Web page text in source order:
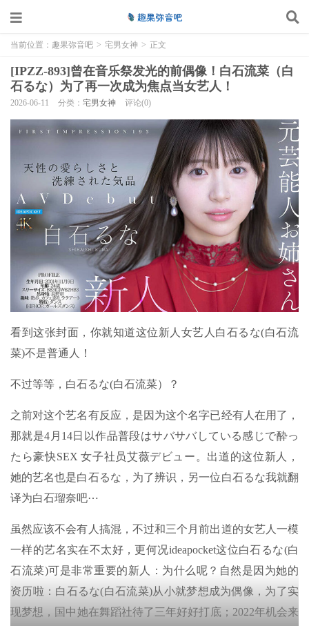
当前位置： 趣果弥音吧 > 宅男女神 > 正文
[IPZZ-893]曾在音乐祭发光的前偶像！白石流菜（白
石るな）为了再一次成为焦点当女艺人！
2026-06-11 分类： 宅男女神 评论(0)
看到这张封面，你就知道这位新人女艺人白石るな(白石流
菜)不是普通人！
不过等等，白石るな(白石流菜）？
之前对这个艺名有反应，是因为这个名字已经有人在用了，
那就是4月14日以作品普段はサバサバしている感じで酔っ
たら豪快SEX 女子社员艾薇デビュー。出道的这位新人，
她的艺名也是白石るな，为了辨识，另一位白石るな我就翻
译为白石瑠奈吧⋯
虽然应该不会有人搞混，不过和三个月前出道的女艺人一模
一样的艺名实在不太好，更何况ideapocket这位白石るな(白
石流菜)可是非常重要的新人：为什么呢？自然是因为她的
资历啦：白石るな(白石流菜)从小就梦想成为偶像，为了实
现梦想，国中她在舞蹈社待了三年好好打底；2022年机会来